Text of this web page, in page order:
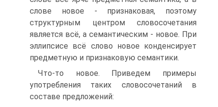
слове новое - признаковая, поэтому
структурным центром словосочетания
является всё, а семантическим - новое. При
эллипсисе всё слово новое конденсирует
предметную и признаковую семантики.
Что-то новое. Приведем примеры
употребления таких словосочетаний в
составе предложений: